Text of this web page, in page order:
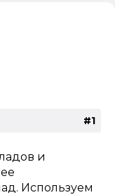
#1
и
Используем